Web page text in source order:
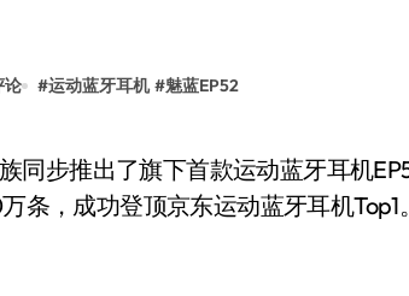
论 #运动蓝牙耳机 #魅蓝EP52
条，成功登顶京东运动蓝牙耳机Top1。